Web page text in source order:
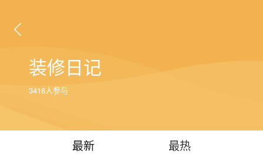
装修日记
3418人参与
最新 最热